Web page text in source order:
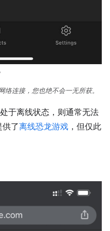
连接，您也绝不会一无所获。
于离线状态，则通常无法
了离线恐龙游戏 ，但仅此